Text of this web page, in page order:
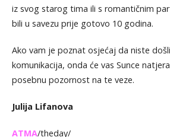
iz svog starog tima ili s romantičnim
bili u savezu prije gotovo 10 godina.
Ako vam je poznat osjećaj da niste
komunikacija, onda će vas Sunce
posebnu pozornost na te veze.
Julija Lifanova
ATMA/theday/